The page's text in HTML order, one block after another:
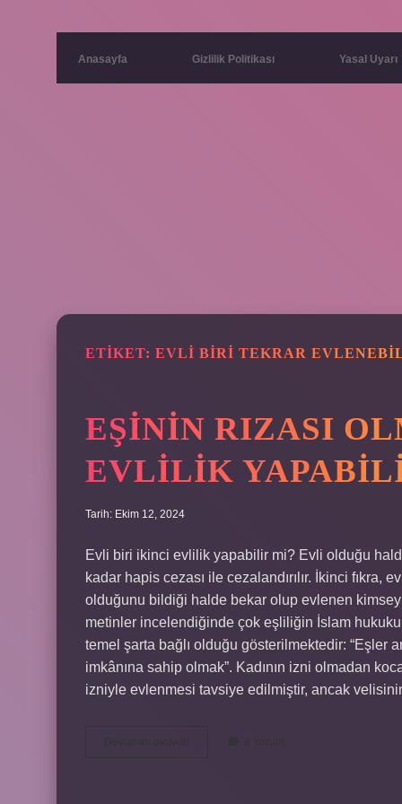
Anasayfa Gizlilik Politikası Yasal Uyarı
ETIKET: EVLI BIRI TEKRAR
EŞININ RIZASI
EVLILIK
Tarih: Ekim 12, 2024
Evli biri ikinci evlilik yapabilir mi? Evli olduğu
kadar hapis cezası ile cezalandırılır. İkinci fıkra,
olduğunu bildiği halde bekar olup evlenen
metinler incelendiğinde çok eşliliğin İslam
temel şarta bağlı olduğu gösterilmektedir: “Eşler
imkânına sahip olmak”. Kadının izni olmadan
izniyle evlenmesi tavsiye edilmiştir, ancak